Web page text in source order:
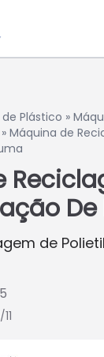
Plástico »
» Máquina de
de